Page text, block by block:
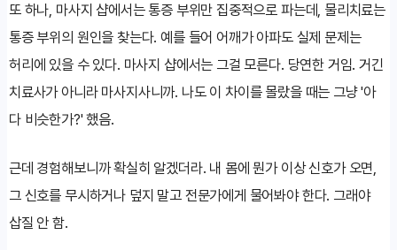
또 하나, 마사지 샵에서는 통증 부위만 집중적으로 파는데, 물리치료는
통증 부위의 원인을 찾는다. 예를 들어 어깨가 아파도 실제 문제는
허리에 있을 수 있다. 마사지 샵에서는 그걸 모른다. 당연한 거임. 거긴
치료사가 아니라 마사지사니까. 나도 이 차이를 몰랐을 때는 그냥 '아
다 비슷한가?' 했음.
근데 경험해보니까 확실히 알겠더라. 내 몸에 뭔가 이상 신호가 오면,
그 신호를 무시하거나 덮지 말고 전문가에게 물어봐야 한다. 그래야
삽질 안 함.